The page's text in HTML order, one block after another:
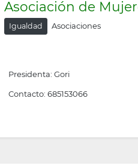
Asociación de
Igualdad Asociaciones
Presidenta: Gori
Contacto: 685153066